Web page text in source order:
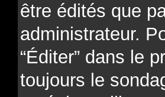
être édités que
administrateur.
“Éditer” dans le
toujours le